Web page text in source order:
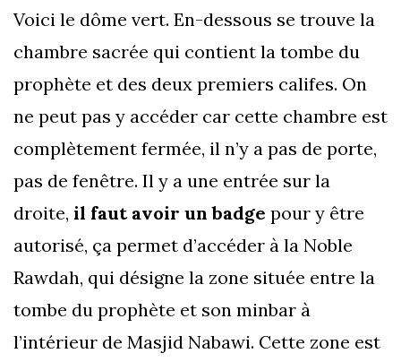
Voici le dôme vert. En-dessous se trouve la
chambre sacrée qui contient la tombe du
prophète et des deux premiers califes. On
ne peut pas y accéder car cette chambre est
complètement fermée, il n’y a pas de porte,
pas de fenêtre. Il y a une entrée sur la
droite, il faut avoir un badge pour y être
autorisé, ça permet d’accéder à la Noble
Rawdah, qui désigne la zone située entre la
tombe du prophète et son minbar à
l’intérieur de Masjid Nabawi. Cette zone est